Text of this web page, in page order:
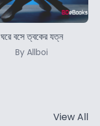
ঘরে বসে ত্বকের যত্ন
By Allboi
View All